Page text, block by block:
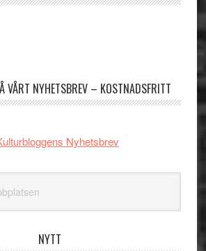
VÅRT NYHETSBREV – KOSTNADSFRITT
Nyhetsbrev
NYTT